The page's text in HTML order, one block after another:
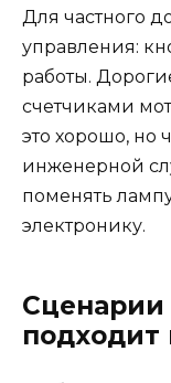
Для частного
управления:
работы.
счетчиками
это хорошо, но
инженерной
поменять
электронику.
Сценарии